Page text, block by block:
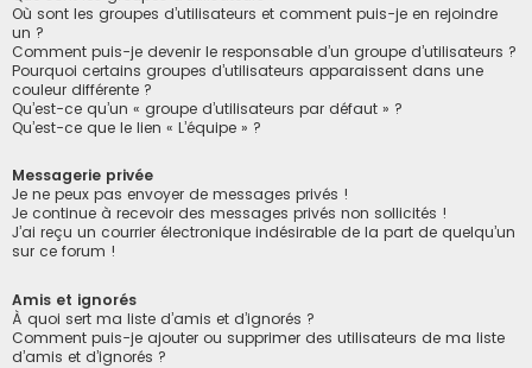
Où sont les groupes d’utilisateurs et comment puis-je en rejoindre
un ?
Comment puis-je devenir le responsable d’un groupe d’utilisateurs ?
Pourquoi certains groupes d’utilisateurs apparaissent dans une
couleur différente ?
Qu’est-ce qu’un « groupe d’utilisateurs par défaut » ?
Qu’est-ce que le lien « L’équipe » ?
Messagerie privée
Je ne peux pas envoyer de messages privés !
Je continue à recevoir des messages privés non sollicités !
J’ai reçu un courrier électronique indésirable de la part de quelqu’un
sur ce forum !
Amis et ignorés
À quoi sert ma liste d’amis et d’ignorés ?
Comment puis-je ajouter ou supprimer des utilisateurs de ma liste
d’amis et d’ignorés ?